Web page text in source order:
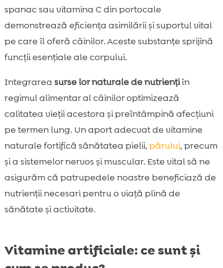
spanac sau vitamina C din portocale
demonstrează eficiența asimilării și suportul vital
pe care îl oferă câinilor. Aceste substanțe sprijină
funcții esențiale ale corpului.
Integrarea surse lor naturale de nutriențiîn
regimul alimentar al câinilor optimizează
calitatea vieții acestora și preîntâmpină afecțiuni
pe termen lung. Un aport adecvat de vitamine
naturale fortifică sănătatea pielii, părului, precum
și a sistemelor nervos și muscular. Este vital să ne
asigurăm că patrupedele noastre beneficiază de
nutrienții necesari pentru o viață plină de
sănătate și activitate.
Vitamine artificiale: ce sunt și